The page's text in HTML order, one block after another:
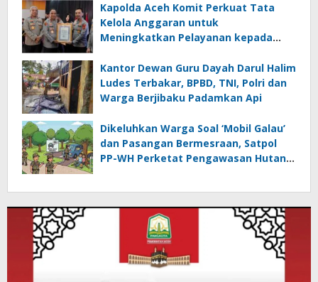
Kapolda Aceh Komit Perkuat Tata
Kelola Anggaran untuk
Meningkatkan Pelayanan kepada
Kantor Dewan Guru Dayah Darul Halim
Ludes Terbakar, BPBD, TNI, Polri dan
Warga Berjibaku Padamkan Api
Dikeluhkan Warga Soal ‘Mobil Galau’
dan Pasangan Bermesraan, Satpol
PP-WH Perketat Pengawasan Hutan